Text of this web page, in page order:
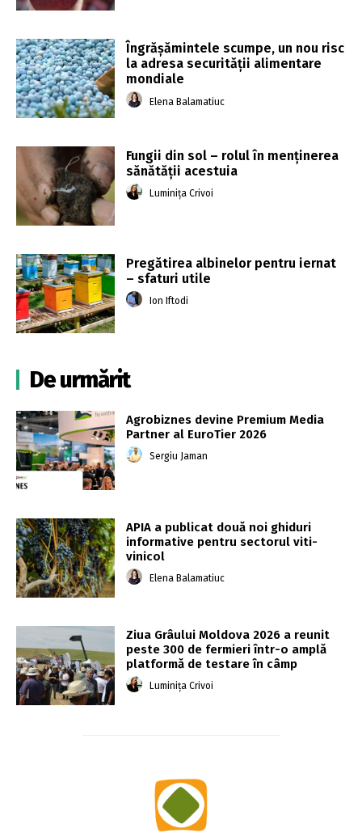
Îngrăşămintele scumpe, un nou risc
la adresa securităţii alimentare
mondiale
Elena Balamatiuc
Fungii din sol – rolul în menținerea
sănătății acestuia
Luminița Crivoi
Pregătirea albinelor pentru iernat
– sfaturi utile
Ion Iftodi
De urmărit
Agrobiznes devine Premium Media
Partner al EuroTier 2026
Sergiu Jaman
APIA a publicat două noi ghiduri
informative pentru sectorul viti-
vinicol
Elena Balamatiuc
Ziua Grâului Moldova 2026 a reunit
peste 300 de fermieri într-o amplă
platformă de testare în câmp
Luminița Crivoi